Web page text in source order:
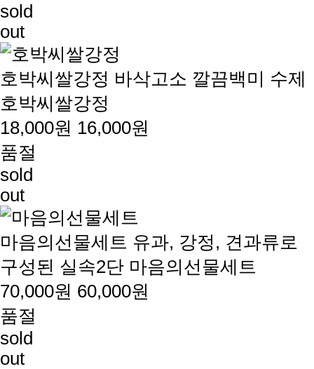
sold
out
호박씨쌀강정 바삭고소 깔끔백미 수제
호박씨쌀강정
18,000원 16,000원
품절
sold
out
마음의선물세트 유과, 강정, 견과류로
구성된 실속2단 마음의선물세트
70,000원 60,000원
품절
sold
out